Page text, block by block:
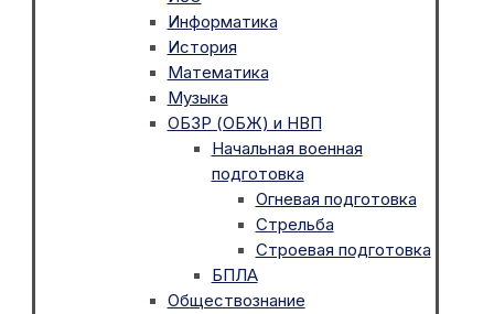
Информатика
История
Математика
Музыка
ОБЗР (ОБЖ) и НВП
Начальная военная
подготовка
Огневая подготовка
Стрельба
Строевая подготовка
БПЛА
Обществознание